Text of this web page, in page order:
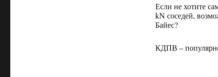
Если не хотите
kN соседей,
Байес?
КДПВ –